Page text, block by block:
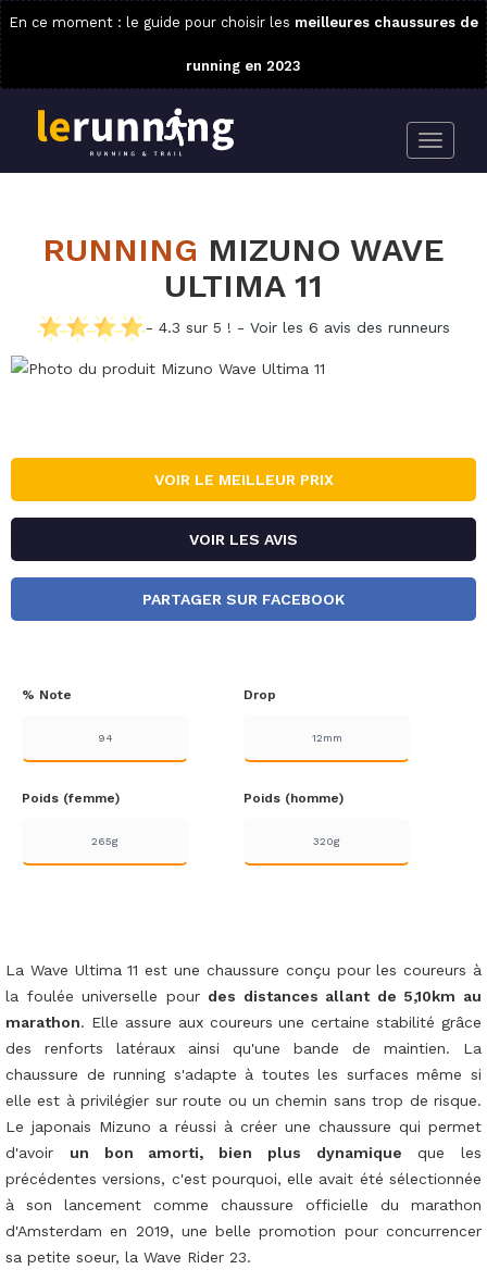
En ce moment : le guide pour choisir les meilleures chaussures de
running en 2023
RUNNING MIZUNO WAVE
ULTIMA 11
- 4.3 sur 5 ! - Voir les 6 avis des runneurs
VOIR LE MEILLEUR PRIX
VOIR LES AVIS
PARTAGER SUR FACEBOOK
Drop
12mm
% Note
94
Poids (homme)
320g
Poids (femme)
265g
La Wave Ultima 11 est une chaussure conçu pour les coureurs à
la foulée universelle pour des distances allant de 5,10km au
marathon. Elle assure aux coureurs une certaine stabilité grâce
des renforts latéraux ainsi qu'une bande de maintien. La
chaussure de running s'adapte à toutes les surfaces même si
elle est à privilégier sur route ou un chemin sans trop de risque.
Le japonais Mizuno a réussi à créer une chaussure qui permet
d'avoir un bon amorti, bien plus dynamique que les
précédentes versions, c'est pourquoi, elle avait été sélectionnée
à son lancement comme chaussure officielle du marathon
d'Amsterdam en 2019, une belle promotion pour concurrencer
sa petite soeur, la Wave Rider 23.